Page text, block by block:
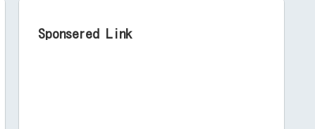
Sponsered Link